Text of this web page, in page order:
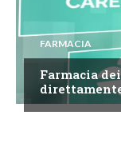
FARMACIA
Farmacia